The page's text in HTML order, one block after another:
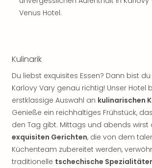
Venus Hotel.
Kulinarik
Du liebst exquisites Essen? Dann bist
Karlovy Vary genau richtig! Unser Hotel
erstklassige Auswahl an kulinarischen
Genieße ein reichhaltiges Frühstück,
den Tag gibt. Mittags und abends wirst
exquisiten Gerichten, die von dem
Küchenteam zubereitet werden,
traditionelle tschechische